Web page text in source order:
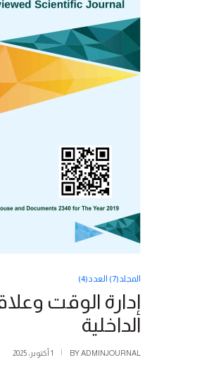
المجلد(7) العدد(4)
إدارة الوقت
الداخلية
BYADMINJOURNAL 1 أكتوبر، 2025